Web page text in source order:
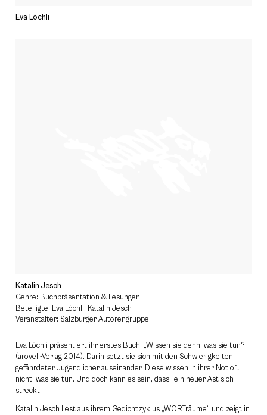
Eva Löchli
Katalin Jesch
Genre: Buchpräsentation & Lesungen
Beteiligte: Eva Löchli, Katalin Jesch
Veranstalter: Salzburger Autorengruppe
Eva Löchli präsentiert ihr erstes Buch: „Wissen sie denn, was sie tun?“
(arovell-Verlag 2014). Darin setzt sie sich mit den Schwierigkeiten
gefährdeter Jugendlicher auseinander. Diese wissen in ihrer Not oft
nicht, was sie tun. Und doch kann es sein, dass „ein neuer Ast sich
streckt“.
Katalin Jesch liest aus ihrem Gedichtzyklus „WORTräume“ und zeigt in